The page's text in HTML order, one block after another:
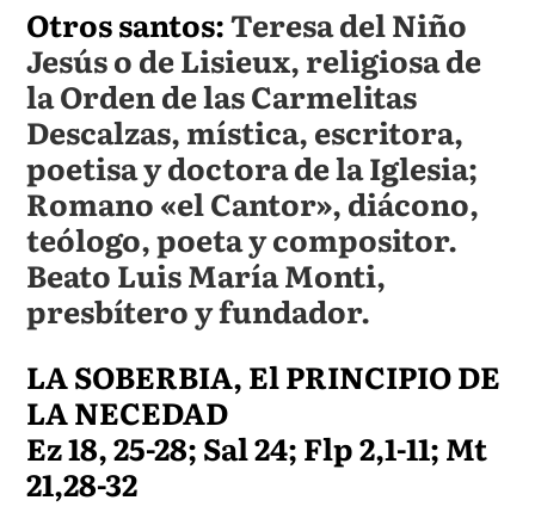
Otros santos:Teresa del Niño
Jesús o de Lisieux, religiosa de
la Orden de las Carmelitas
Descalzas, mística, escritora,
poetisa y doctora de la Iglesia;
Romano «el Cantor», diácono,
teólogo, poeta y compositor.
Beato Luis María Monti,
presbítero y fundador.
LA SOBERBIA, El PRINCIPIO DE
LA NECEDAD
Ez 18, 25-28; Sal 24; Flp 2,1-11; Mt
21,28-32